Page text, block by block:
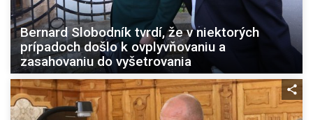
Bernard Slobodník tvrdí, že v niektorých
prípadoch došlo k ovplyvňovaniu a
zasahovaniu do vyšetrovania